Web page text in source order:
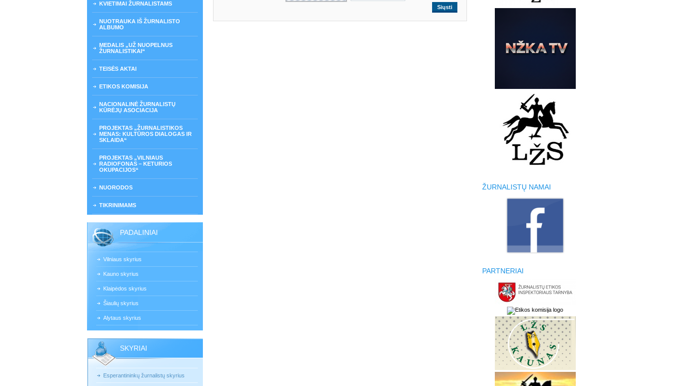
KVIETIMAI ŽURNALISTAMS
NUOTRAUKA IŠ ŽURNALISTO
ALBUMO
MEDALIS „UŽ NUOPELNUS
ŽURNALISTIKAI“
TEISĖS AKTAI
ETIKOS KOMISIJA
NACIONALINĖ ŽURNALISTŲ
KŪRĖJŲ ASOCIACIJA
PROJEKTAS „ŽURNALISTIKOS
MENAS: KULTŪROS DIALOGAS IR
SKLAIDA“
PROJEKTAS „VILNIAUS
RADIOFONAS – KETURIOS
OKUPACIJOS“
NUORODOS
TIKRINIMAMS
PADALINIAI
Vilniaus skyrius
Kauno skyrius
Klaipėdos skyrius
Šiaulių skyrius
Alytaus skyrius
SKYRIAI
Esperantininkų žurnalistų skyrius
ŽURNALISTŲ NAMAI
PARTNERIAI